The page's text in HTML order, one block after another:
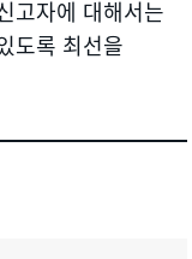
고자에 대해서는
도록 최선을